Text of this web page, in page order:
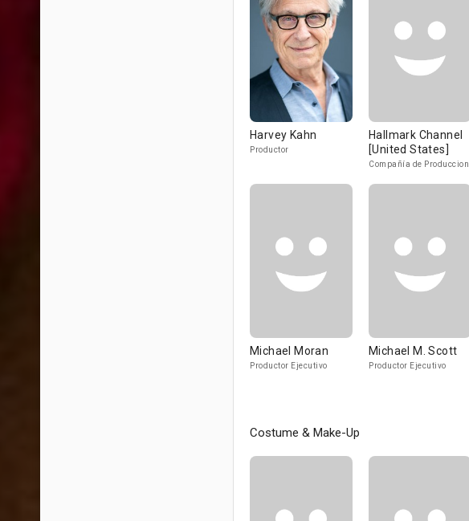
Harvey Kahn
Productor
Hallmark Channel
[United States]
Compañía de Produccion
Michael Moran
Productor Ejecutivo
Michael M. Scott
Productor Ejecutivo
Costume & Make-Up